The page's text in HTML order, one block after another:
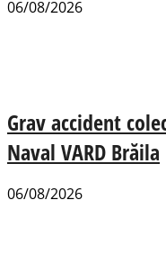
06/08/2026
Grav accident
Naval VARD Brăila
06/08/2026